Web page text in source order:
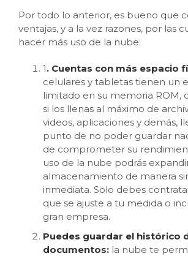
Por todo lo anterior, es bueno que
ventajas, y a la vez razones, por las
hacer más uso de la nube:
1. Cuentas con más espacio
celulares y tabletas tienen un
limitado en su memoria ROM,
si los llenas al máximo de
videos, aplicaciones y demás,
punto de no poder guardar
de comprometer su
uso de la nube podrás
almacenamiento de manera
inmediata. Solo debes
que se ajuste a tu medida o
gran empresa.
Puedes guardar el histórico
documentos: la nube te